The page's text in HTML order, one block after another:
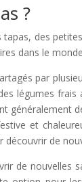
?
des
dans le
par
légumes
généralement
et
de
de